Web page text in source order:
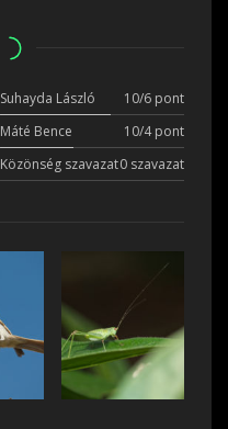
Suhayda László
10/6 pont
Máté Bence
10/4 pont
Közönség szavazat0 szavazat